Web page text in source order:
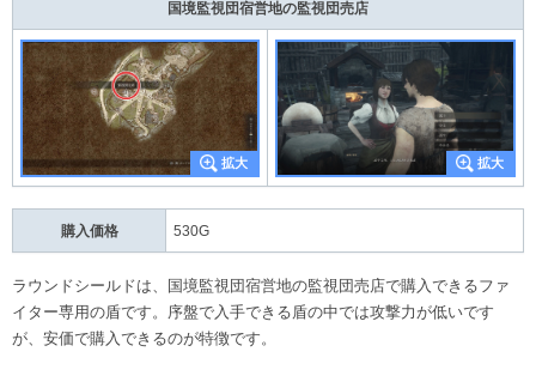
国境監視団宿営地の監視団売店
購入価格 530G
ラウンドシールドは、国境監視団宿営地の監視団売店で購入できるファ
イター専用の盾です。序盤で入手できる盾の中では攻撃力が低いです
が、安価で購入できるのが特徴です。